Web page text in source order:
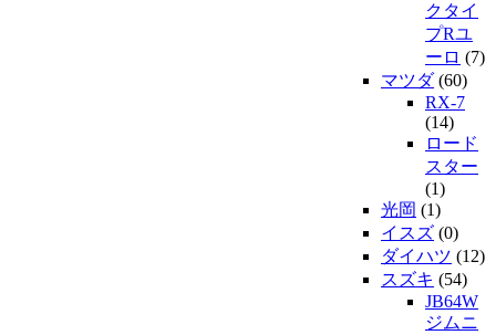
クタイ
プRユ
ーロ (7)
マツダ(60)
RX-7
(14)
ロード
スター
(1)
光岡 (1)
イスズ (0)
ダイハツ (12)
スズキ (54)
JB64W
ジムニ